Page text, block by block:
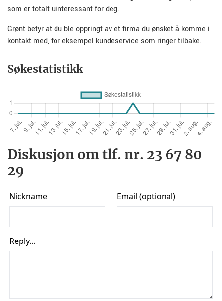
som er totalt uinteressant for deg.
Grønt betyr at du ble oppringt av et firma du ønsket å komme i
kontakt med, for eksempel kundeservice som ringer tilbake.
Søkestatistikk
Diskusjon om tlf. nr. 23 67 80
29